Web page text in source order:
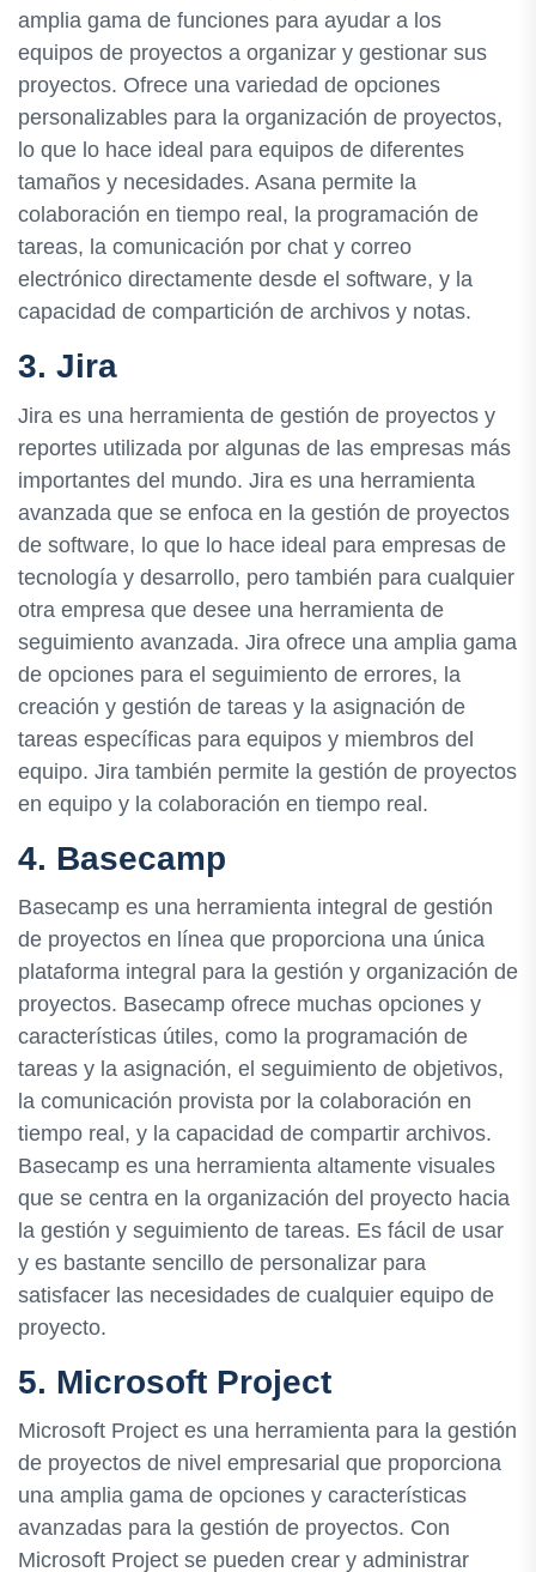
amplia gama de funciones para ayudar a los
equipos de proyectos a organizar y gestionar sus
proyectos. Ofrece una variedad de opciones
personalizables para la organización de proyectos,
lo que lo hace ideal para equipos de diferentes
tamaños y necesidades. Asana permite la
colaboración en tiempo real, la programación de
tareas, la comunicación por chat y correo
electrónico directamente desde el software, y la
capacidad de compartición de archivos y notas.
3. Jira
Jira es una herramienta de gestión de proyectos y
reportes utilizada por algunas de las empresas más
importantes del mundo. Jira es una herramienta
avanzada que se enfoca en la gestión de proyectos
de software, lo que lo hace ideal para empresas de
tecnología y desarrollo, pero también para cualquier
otra empresa que desee una herramienta de
seguimiento avanzada. Jira ofrece una amplia gama
de opciones para el seguimiento de errores, la
creación y gestión de tareas y la asignación de
tareas específicas para equipos y miembros del
equipo. Jira también permite la gestión de proyectos
en equipo y la colaboración en tiempo real.
4. Basecamp
Basecamp es una herramienta integral de gestión
de proyectos en línea que proporciona una única
plataforma integral para la gestión y organización de
proyectos. Basecamp ofrece muchas opciones y
características útiles, como la programación de
tareas y la asignación, el seguimiento de objetivos,
la comunicación provista por la colaboración en
tiempo real, y la capacidad de compartir archivos.
Basecamp es una herramienta altamente visuales
que se centra en la organización del proyecto hacia
la gestión y seguimiento de tareas. Es fácil de usar
y es bastante sencillo de personalizar para
satisfacer las necesidades de cualquier equipo de
proyecto.
5. Microsoft Project
Microsoft Project es una herramienta para la gestión
de proyectos de nivel empresarial que proporciona
una amplia gama de opciones y características
avanzadas para la gestión de proyectos. Con
Microsoft Project se pueden crear y administrar